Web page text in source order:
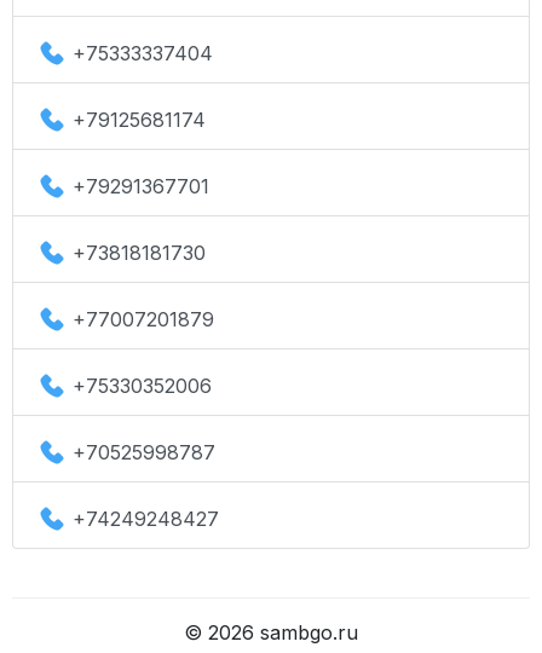
+75333337404
+79125681174
+79291367701
+73818181730
+77007201879
+75330352006
+70525998787
+74249248427
© 2026 sambgo.ru